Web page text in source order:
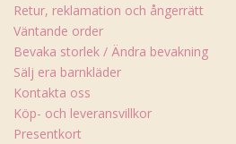
Retur, reklamation och ångerrätt
Väntande order
Bevaka storlek / Ändra bevakning
Sälj era barnkläder
Kontakta oss
Köp- och leveransvillkor
Presentkort